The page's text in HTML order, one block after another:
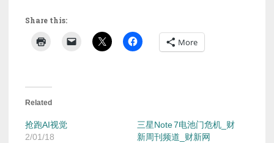
Share this:
More
Related
抢跑AI视觉
2/01/18
三星Note 7电池门危机_财
新周刊频道_财新网